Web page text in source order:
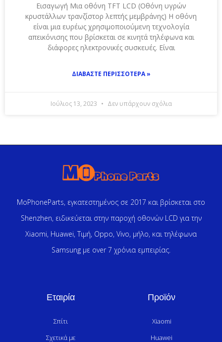
Εισαγωγή Μια οθόνη TFT LCD (Οθόνη υγρών
κρυστάλλων τρανζίστορ λεπτής μεμβράνης) Η οθόνη
είναι μια ευρέως χρησιμοποιούμενη τεχνολογία
απεικόνισης που βρίσκεται σε κινητά τηλέφωνα και
διάφορες ηλεκτρονικές συσκευές. Είναι
ΔΙΑΒΆΣΤΕ ΠΕΡΙΣΣΌΤΕΡΑ »
Ιούλιος 13, 2023 Δεν υπάρχουν σχόλια
MoPhoneParts, εγκατεστημένος σε 2017 και βρίσκεται στο
Shenzhen, ειδικεύεται στην παροχή οθονών LCD για την
Xiaomi, Huawei, Τιμή, Oppo, Vivo, μήλο, και τηλέφωνα
Samsung με over 7 χρόνια εμπειρίας.
Εταιρία
Σπίτι
Σχετικά με
Προϊόν
Xiaomi
Huawei